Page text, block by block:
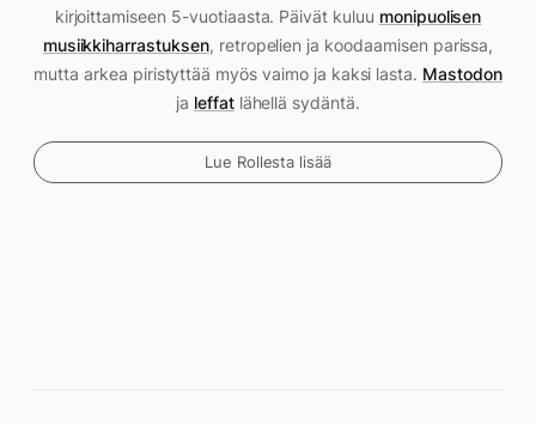
kirjoittamiseen 5-vuotiaasta. Päivät kuluu monipuolisen
musiikkiharrastuksen, retropelien ja koodaamisen parissa,
mutta arkea piristyttää myös vaimo ja kaksi lasta. Mastodon
ja leffatlähellä sydäntä.
Lue Rollesta lisää